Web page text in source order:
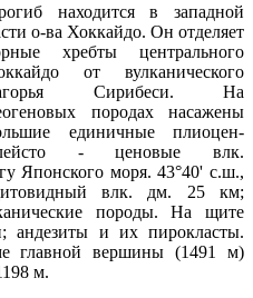
находится в западной
о-ва Хоккайдо. Он отделяет
хребты центрального
от вулканического
Сирибеси. На
породах насажены
единичные плиоцен-
- ценовые влк.
Японского моря. 43°40' с.ш.,
влк. дм. 25 км;
породы. На щите
андезиты и их пирокласты.
главной вершины (1491 м)
м.